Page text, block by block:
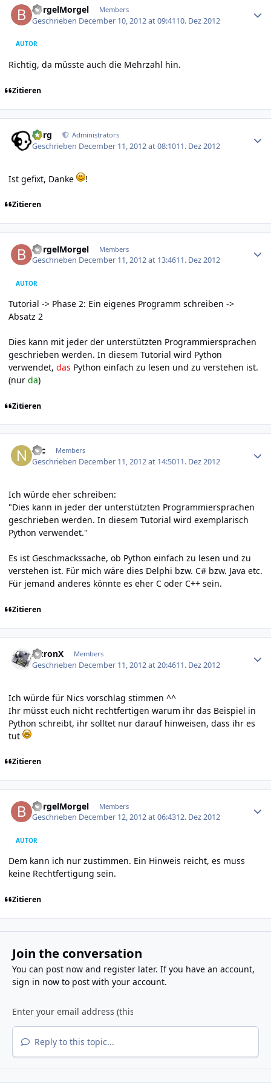
BorgelMorgel Members
Geschrieben December 10, 2012 at 09:4110. Dez 2012
AUTOR
Richtig, da müsste auch die Mehrzahl hin.
Zitieren
borg Administrators
Geschrieben December 11, 2012 at 08:1011. Dez 2012
Ist gefixt, Danke !
Zitieren
BorgelMorgel Members
Geschrieben December 11, 2012 at 13:4611. Dez 2012
AUTOR
Tutorial -> Phase 2: Ein eigenes Programm schreiben ->
Absatz 2
Dies kann mit jeder der unterstützten Programmiersprachen
geschrieben werden. In diesem Tutorial wird Python
verwendet, das Python einfach zu lesen und zu verstehen ist.
(nur da)
Zitieren
Nic Members
Geschrieben December 11, 2012 at 14:5011. Dez 2012
Ich würde eher schreiben:
"Dies kann in jeder der unterstützten Programmiersprachen
geschrieben werden. In diesem Tutorial wird exemplarisch
Python verwendet."
Es ist Geschmackssache, ob Python einfach zu lesen und zu
verstehen ist. Für mich wäre dies Delphi bzw. C# bzw. Java etc.
Für jemand anderes könnte es eher C oder C++ sein.
Zitieren
AuronX Members
Geschrieben December 11, 2012 at 20:4611. Dez 2012
Ich würde für Nics vorschlag stimmen ^^
Ihr müsst euch nicht rechtfertigen warum ihr das Beispiel in
Python schreibt, ihr solltet nur darauf hinweisen, dass ihr es
tut
Zitieren
BorgelMorgel Members
Geschrieben December 12, 2012 at 06:4312. Dez 2012
AUTOR
Dem kann ich nur zustimmen. Ein Hinweis reicht, es muss
keine Rechtfertigung sein.
Zitieren
Join the conversation
You can post now and register later. If you have an account,
sign in nowto post with your account.
Reply to this topic...